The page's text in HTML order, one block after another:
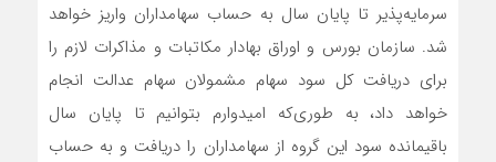
سرمایه‌پذیر تا پایان سال به حساب سهامداران واریز خواهد
شد. سازمان بورس و اوراق بهادار مکاتبات و مذاکرات لازم را
برای دریافت کل سود سهام مشمولان سهام عدالت انجام
خواهد داد، به طوری‌که امیدوارم بتوانیم تا پایان سال
باقیمانده سود این گروه از سهامداران را دریافت و به حساب